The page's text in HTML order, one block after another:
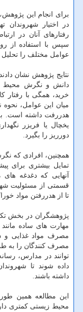
برای انجام این
در اختیار شهروندان
رفتارهای آنان در
سپس با استفاده از
عوامل مختلف را تحلیل
نتایج پژوهش نشان
دانش و نگرش محیط
خرید، همگی با رفتار
میان این عوامل، نحوه
هدررفت داشته است. به
یخچال یا فریزر
دورریز را بگیرد.
همچنین، افرادی که
تمایل بیشتری برای
آنهایی که دغدغه
قسمتی از مسئولیت
تا از هدررفتن مواد
پژوهشگران در بخش
مهارت های ساده
مصرف مواد غذایی و
مصرف کنندگان را به
توانند در مدارس،
داده شوند تا
داشته باشند.
این مطالعه همین
محیط زیستی کمتری